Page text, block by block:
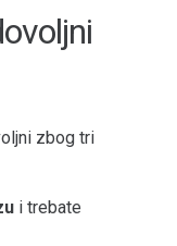
zbog tri
i trebate